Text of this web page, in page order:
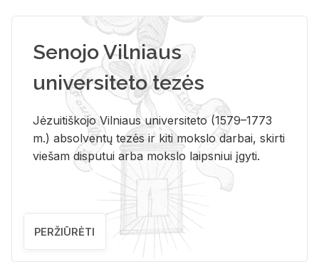
Senojo Vilniaus
universiteto tezės
Jėzuitiškojo Vilniaus universiteto (1579–1773
m.) absolventų tezės ir kiti mokslo darbai, skirti
viešam disputui arba mokslo laipsniui įgyti.
PERŽIŪRĖTI